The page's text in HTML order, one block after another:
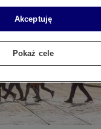
Akceptuję
Pokaż cele